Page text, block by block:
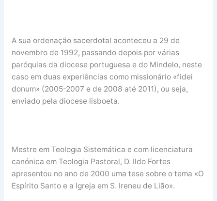
A sua ordenação sacerdotal aconteceu a 29 de
novembro de 1992, passando depois por várias
paróquias da diocese portuguesa e do Mindelo, neste
caso em duas experiências como missionário «fidei
donum» (2005-2007 e de 2008 até 2011), ou seja,
enviado pela diocese lisboeta.
Mestre em Teologia Sistemática e com licenciatura
canónica em Teologia Pastoral, D. Ildo Fortes
apresentou no ano de 2000 uma tese sobre o tema «O
Espírito Santo e a Igreja em S. Ireneu de Lião».